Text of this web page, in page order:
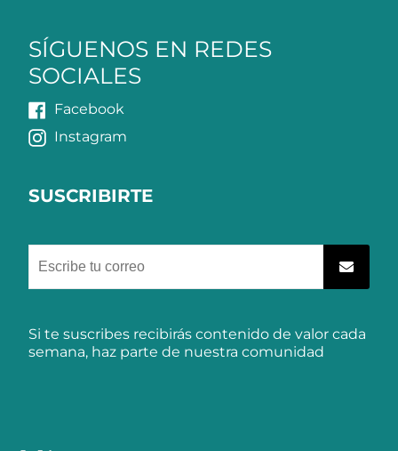
SÍGUENOS EN REDES
SOCIALES
Facebook
Instagram
SUSCRIBIRTE
Si te suscribes recibirás contenido de valor cada
semana, haz parte de nuestra comunidad